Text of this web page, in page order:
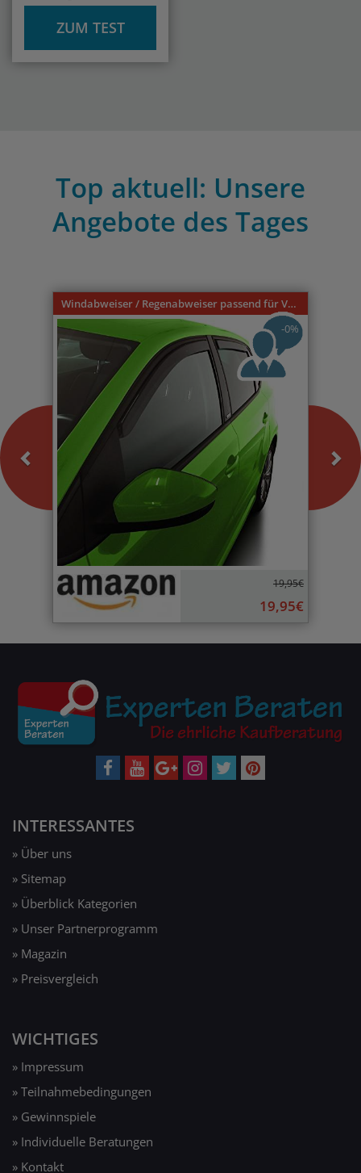
für TV
ZUM TEST
Top aktuell: Unsere
Angebote des Tages
Windabweiser / Regenabweiser passend für VW Caddy 9U 3-türer 1996-2004
-0%
19,95€
19,95€
INTERESSANTES
» Über uns
» Sitemap
» Überblick Kategorien
» Unser Partnerprogramm
» Magazin
» Preisvergleich
WICHTIGES
» Impressum
» Teilnahmebedingungen
» Gewinnspiele
» Individuelle Beratungen
» Kontakt